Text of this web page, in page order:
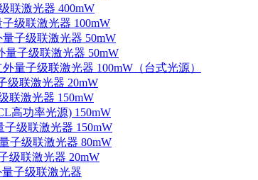
联激光器 400mW
级联激光器 100mW
子级联激光器 50mW
量子级联激光器 50mW
量子级联激光器 100mW（台式光源）
级联激光器 20mW
联激光器 150mW
高功率光源) 150mW
子级联激光器 150mW
子级联激光器 80mW
级联激光器 20mW
子级联激光器